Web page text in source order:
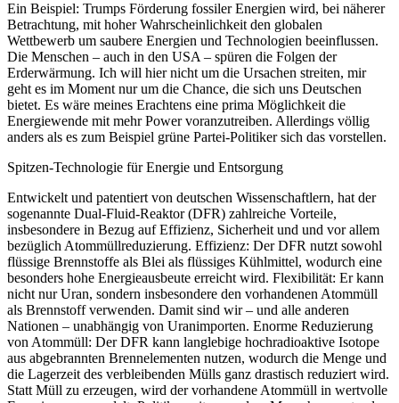
Ein Beispiel: Trumps Förderung fossiler Energien wird, bei näherer
Betrachtung, mit hoher Wahrscheinlichkeit den globalen
Wettbewerb um saubere Energien und Technologien beeinflussen.
Die Menschen – auch in den USA – spüren die Folgen der
Erderwärmung. Ich will hier nicht um die Ursachen streiten, mir
geht es im Moment nur um die Chance, die sich uns Deutschen
bietet. Es wäre meines Erachtens eine prima Möglichkeit die
Energiewende mit mehr Power voranzutreiben. Allerdings völlig
anders als es zum Beispiel grüne Partei-Politiker sich das vorstellen.
Spitzen-Technologie für Energie und Entsorgung
Entwickelt und patentiert von deutschen Wissenschaftlern, hat der
sogenannte Dual-Fluid-Reaktor (DFR) zahlreiche Vorteile,
insbesondere in Bezug auf Effizienz, Sicherheit und und vor allem
bezüglich Atommüllreduzierung. Effizienz: Der DFR nutzt sowohl
flüssige Brennstoffe als Blei als flüssiges Kühlmittel, wodurch eine
besonders hohe Energieausbeute erreicht wird. Flexibilität: Er kann
nicht nur Uran, sondern insbesondere den vorhandenen Atommüll
als Brennstoff verwenden. Damit sind wir – und alle anderen
Nationen – unabhängig von Uranimporten. Enorme Reduzierung
von Atommüll: Der DFR kann langlebige hochradioaktive Isotope
aus abgebrannten Brennelementen nutzen, wodurch die Menge und
die Lagerzeit des verbleibenden Mülls ganz drastisch reduziert wird.
Statt Müll zu erzeugen, wird der vorhandene Atommüll in wertvolle